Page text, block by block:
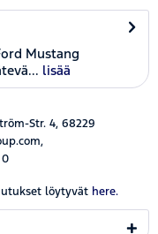
Mustang
lisää
Str. 4, 68229
0
löytyvät here.